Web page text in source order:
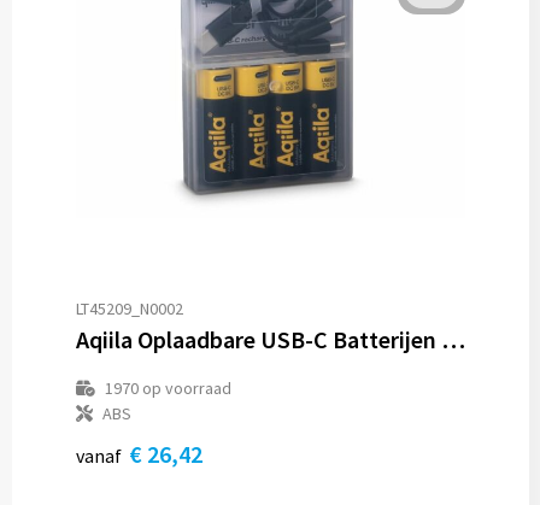
LT45209_N0002
Aqiila Oplaadbare USB-C Batterijen AA 2000mAh 4-pack
1970op voorraad
ABS
vanaf € 26,42